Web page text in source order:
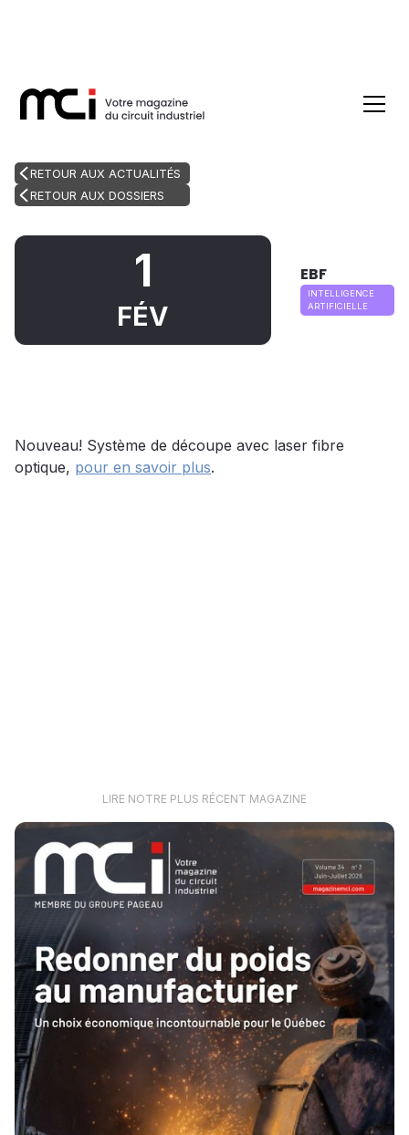
RETOUR AUX ACTUALITÉS
RETOUR AUX DOSSIERS
1
FÉV
EBF
INTELLIGENCE
ARTIFICIELLE
Nouveau! Système de découpe avec laser fibre
optique, pour en savoir plus.
LIRE NOTRE PLUS RÉCENT MAGAZINE